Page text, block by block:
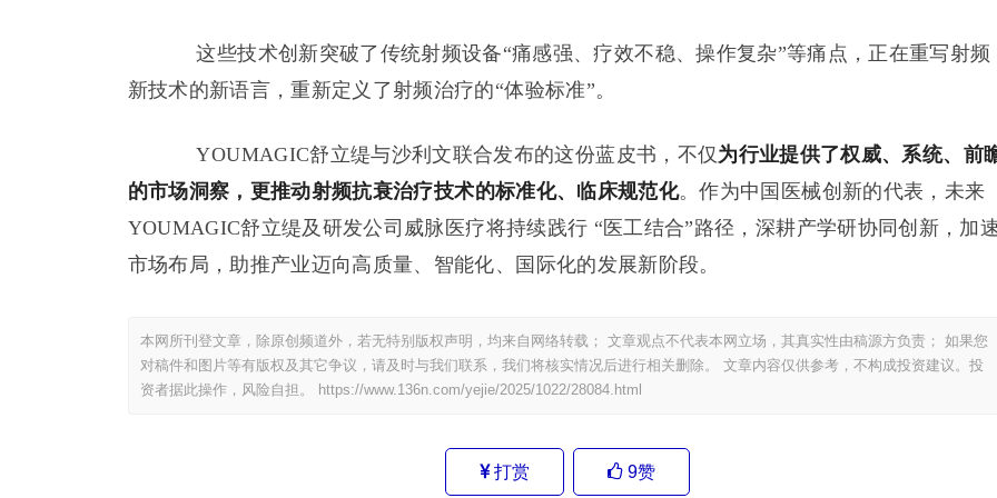
这些技术创新突破了传统射频设备“痛感强、疗效不稳、操作复杂”等痛点，正在重写射频
新技术的新语言，重新定义了射频治疗的“体验标准”。
YOUMAGIC舒立缇与沙利文联合发布的这份蓝皮书，不仅为行业提供了权威、系统、前
的市场洞察， 更推动射频抗衰治疗技术的标准化、临床规范化。作为中国医械创新的代表，未来
YOUMAGIC舒立缇及研发公司威脉医疗将持续践行 “医工结合”路径，深耕产学研协同创新，加
市场布局，助推产业迈向高质量、智能化、国际化的发展新阶段。
本网所刊登文章，除原创频道外，若无特别版权声明，均来自网络转载； 文章观点不代表本网立场，其真实性由稿源方负责； 如果您
对稿件和图片等有版权及其它争议，请及时与我们联系，我们将核实情况后进行相关删除。 文章内容仅供参考，不构成投资建议。投
资者据此操作，风险自担。
https://www.136n.com/yejie/2025/1022/28084.html
打赏 9赞